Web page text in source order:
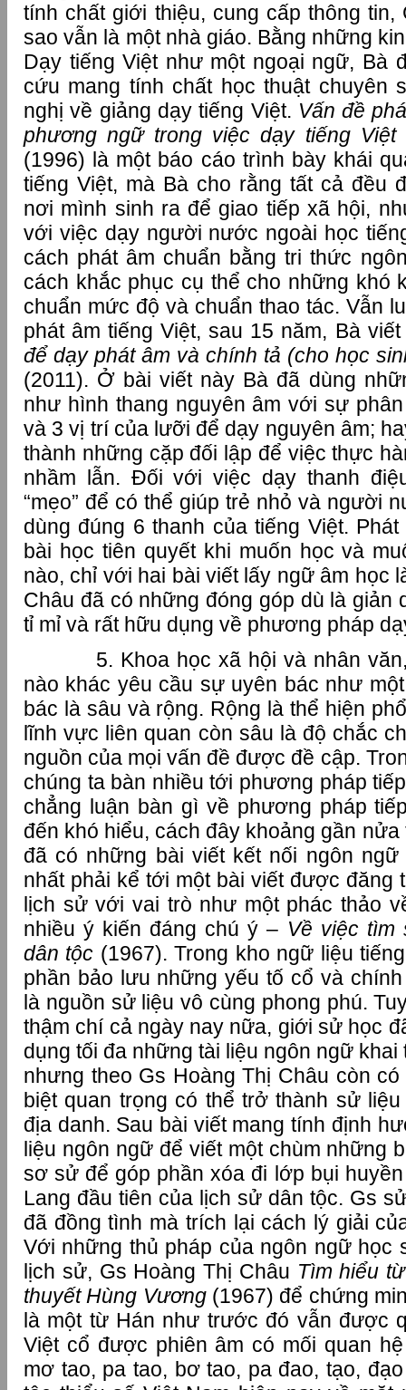
tính chất giới thiệu, cung cấp thông tin,
sao vẫn là một nhà giáo. Bằng những
Dạy tiếng Việt như một ngoại ngữ, Bà
cứu mang tính chất học thuật chuyên
nghị về giảng dạy tiếng Việt. Vấn đề
phương ngữ trong việc dạy tiếng
(1996) là một báo cáo trình bày khái
tiếng Việt, mà Bà cho rằng tất cả đều
nơi mình sinh ra để giao tiếp xã hội,
với việc dạy người nước ngoài học
cách phát âm chuẩn bằng tri thức
cách khắc phục cụ thể cho những khó
chuẩn mức độ và chuẩn thao tác. Vẫn
phát âm tiếng Việt, sau 15 năm, Bà
để dạy phát âm và chính tả (cho học
(2011). Ở bài viết này Bà đã dùng
như hình thang nguyên âm với sự
và 3 vị trí của lưỡi để dạy nguyên âm;
thành những cặp đối lập để việc thực
nhầm lẫn. Đối với việc dạy thanh
“mẹo” để có thể giúp trẻ nhỏ và người
dùng đúng 6 thanh của tiếng Việt.
bài học tiên quyết khi muốn học và
nào, chỉ với hai bài viết lấy ngữ âm học
Châu đã có những đóng góp dù là giản
tỉ mỉ và rất hữu dụng về phương pháp
5. Khoa học xã hội và nhân văn,
nào khác yêu cầu sự uyên bác như
bác là sâu và rộng. Rộng là thể hiện
lĩnh vực liên quan còn sâu là độ chắc
nguồn của mọi vấn đề được đề cập.
chúng ta bàn nhiều tới phương pháp
chẳng luận bàn gì về phương pháp
đến khó hiểu, cách đây khoảng gần
đã có những bài viết kết nối ngôn
nhất phải kể tới một bài viết được đăng
lịch sử với vai trò như một phác thảo
nhiều ý kiến đáng chú ý – Về việc tìm
dân tộc (1967). Trong kho ngữ liệu
phần bảo lưu những yếu tố cổ và
là nguồn sử liệu vô cùng phong phú.
thậm chí cả ngày nay nữa, giới sử học
dụng tối đa những tài liệu ngôn ngữ
nhưng theo Gs Hoàng Thị Châu còn
biệt quan trọng có thể trở thành sử
địa danh. Sau bài viết mang tính định
liệu ngôn ngữ để viết một chùm những
sơ sử để góp phần xóa đi lớp bụi
Lang đầu tiên của lịch sử dân tộc. Gs
đã đồng tình mà trích lại cách lý giải
Với những thủ pháp của ngôn ngữ học
lịch sử, Gs Hoàng Thị Châu Tìm hiểu
thuyết Hùng Vương (1967) để chứng
là một từ Hán như trước đó vẫn được
Việt cổ được phiên âm có mối quan
mơ tao, pa tao, bơ tao, pa đao, tạo,